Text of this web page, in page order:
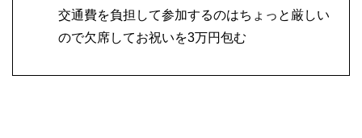
交通費を負担して参加するのはちょっと厳しい
ので欠席してお祝いを3万円包む